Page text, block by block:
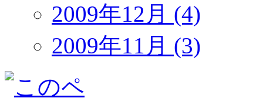
2009年12月 (4)
2009年11月 (3)